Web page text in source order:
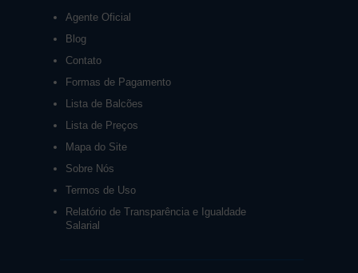
Agente Oficial
Blog
Contato
Formas de Pagamento
Lista de Balcões
Lista de Preços
Mapa do Site
Sobre Nós
Termos de Uso
Relatório de Transparência e Igualdade
Salarial